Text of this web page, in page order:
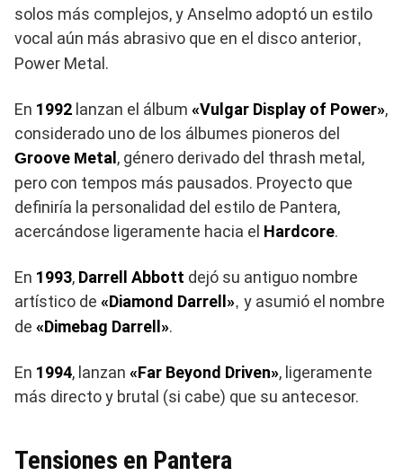
solos más complejos, y Anselmo adoptó un estilo
vocal aún más abrasivo que en el disco anterior,
Power Metal.
En 1992 lanzan el álbum «Vulgar Display of Power»,
considerado uno de los álbumes pioneros del
Groove Metal , género derivado del thrash metal,
pero con tempos más pausados. Proyecto que
definiría la personalidad del estilo de Pantera,
acercándose ligeramente hacia el Hardcore.
En 1993, Darrell Abbott dejó su antiguo nombre
artístico de «Diamond Darrell», y asumió el nombre
de «Dimebag Darrell».
En 1994, lanzan «Far Beyond Driven», ligeramente
más directo y brutal (si cabe) que su antecesor.
Tensiones en Pantera